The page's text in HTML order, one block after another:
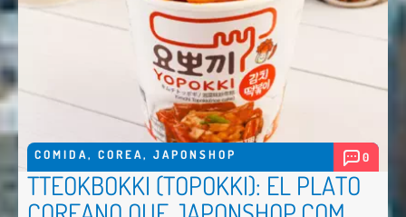
COMIDA, COREA, JAPONSHOP 0
TTEOKBOKKI (TOPOKKI): EL PLATO